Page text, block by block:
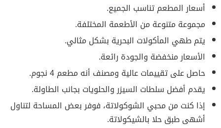
أسعار المطعم تناسب الجميع.
مجموعة متنوعة من الأطعمة المختلفة.
يتم طهي المأكولات البحرية بشكل مثالي.
الأسعار منخفضة والجودة رائعة.
حاصل على تقييمات عالية ومصنف أنه مطعم 4 نجوم.
يقدم أفضل سلطات السيزر والحلويات بجانب الطاولة.
إذا كنت من محبي الشوكولاتة، فوفر بعض المساحة لتناول
أشهى طبق حلا بالشيكولاتة.